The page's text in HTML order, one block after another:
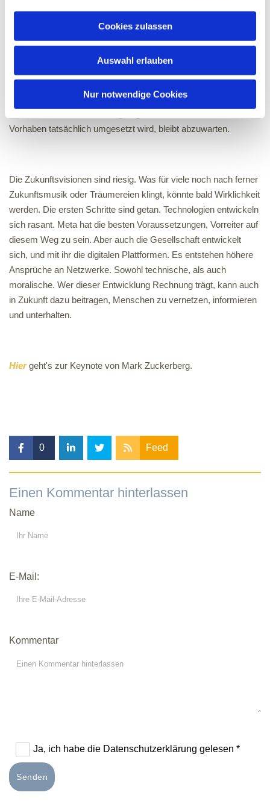
Cookies zulassen
Auswahl erlauben
Nur notwendige Cookies
die Beurteilung dessen dem Konzern selbst. Zusätzlich trägt die
Schnelllebigkeit von sozialen Medien dazu bei, dass oft nur
(reißerische) Überschriften gelesen werden, die zum Teil ein
falsches Bild des Inhalts vermitteln.
Meta betont den verantwortungsbewussten Umgang mit Daten
und Privatsphäre und möchte der Kritik der vergangenen
Vorhaben tatsächlich umgesetzt wird, bleibt abzuwarten.
Die Zukunftsvisionen sind riesig. Was für viele noch nach ferner
Zukunftsmusik oder Träumereien klingt, könnte bald Wirklichkeit
werden. Die ersten Schritte sind getan. Technologien entwickeln
sich rasant. Meta hat die besten Voraussetzungen, Vorreiter auf
diesem Weg zu sein. Aber auch die Gesellschaft entwickelt
sich, und mit ihr die digitalen Plattformen. Es entstehen höhere
Ansprüche an Netzwerke. Sowohl technische, als auch
moralische. Wer dieser Entwicklung Rechnung trägt, kann auch
in Zukunft dazu beitragen, Menschen zu vernetzen, informieren
und unterhalten.
Hiergeht's zur Keynote von Mark Zuckerberg.
0 Feed
Einen Kommentar hinterlassen
Name
E-Mail:
Kommentar
Ja, ich habe die Datenschutzerklärung gelesen *